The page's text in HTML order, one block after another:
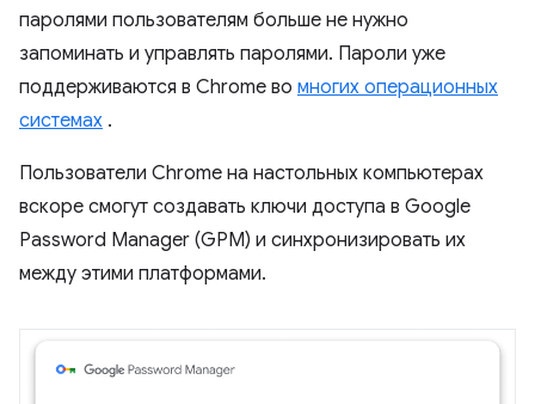
паролями пользователям больше не нужно
запоминать и управлять паролями. Пароли уже
поддерживаются в Chrome во многих операционных
системах .
Пользователи Chrome на настольных компьютерах
вскоре смогут создавать ключи доступа в Google
Password Manager (GPM) и синхронизировать их
между этими платформами.